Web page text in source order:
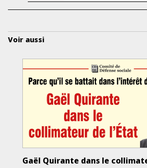
Voir aussi
Gaël Quirante dans le